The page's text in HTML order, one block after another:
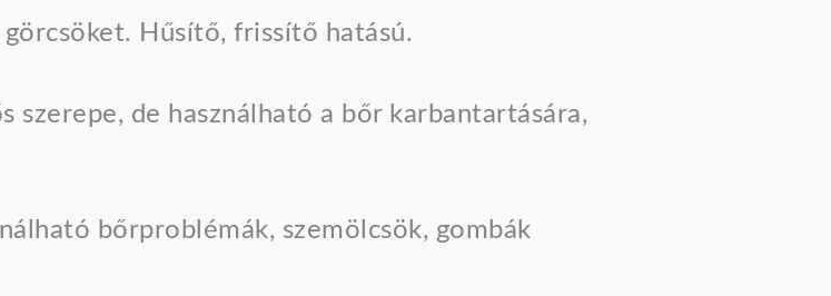
Hűsítő, frissítő hatású.
szerepe, de használható a bőr karbantartására,
bőrproblémák, szemölcsök, gombák